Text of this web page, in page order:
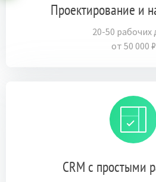
Проектирование и
20-50 рабочих
от 50 000 ₽
CRM с простыми